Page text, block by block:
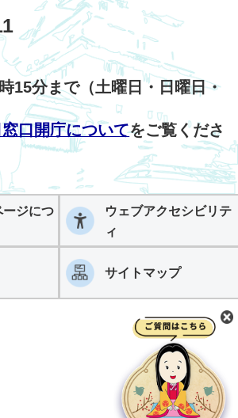
15分まで（土曜日・日曜日・
窓口開庁についてをご覧くださ
ージにつ
ウェブアクセシビリテ
ィ
サイトマップ